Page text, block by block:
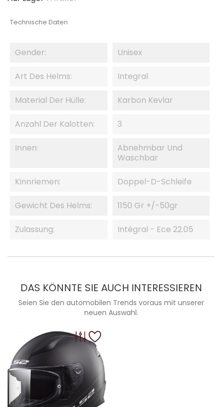
Technische Daten
Gender: Unisex
Art Des Helms: Integral
Material Der Hülle: Karbon Kevlar
Anzahl Der Kalotten: 3
Innen:
Abnehmbar Und
Waschbar
Kinnriemen: Doppel-D-Schleife
Gewicht Des Helms: 1150 Gr +/-50gr
Zulassung: Intégral - Ece 22.05
DAS KÖNNTE SIE AUCH INTERESSIEREN
Seien Sie den automobilen Trends voraus mit unserer
neuen Auswahl.